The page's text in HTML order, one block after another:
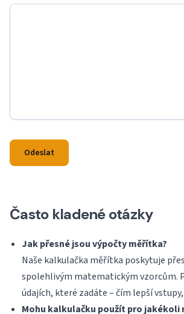
Odeslat
Často kladené otázky
Jak přesné jsou výpočty měřítka?
Naše kalkulačka měřítka poskytuje
spolehlivým matematickým vzorcům.
údajích, které zadáte – čím lepší
Mohu kalkulačku použít pro jakékoli